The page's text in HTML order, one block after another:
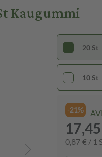
Kaugummi
20 St
10 St
-21%
0,87 € / 1